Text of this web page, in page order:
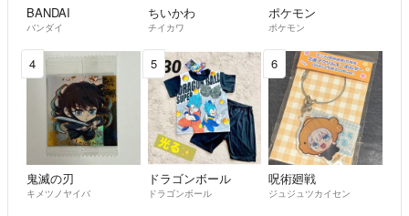
BANDAI
バンダイ
ちいかわ
チイカワ
ポケモン
ポケモン
4
鬼滅の刃
キメツノヤイバ
5
ドラゴンボール
ドラゴンボール
6
呪術廻戦
ジュジュツカイセン